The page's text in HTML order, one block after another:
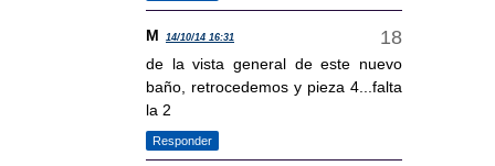
M 14/10/14 16:31
de la vista general de este nuevo
baño, retrocedemos y pieza 4...falta
la 2
Responder